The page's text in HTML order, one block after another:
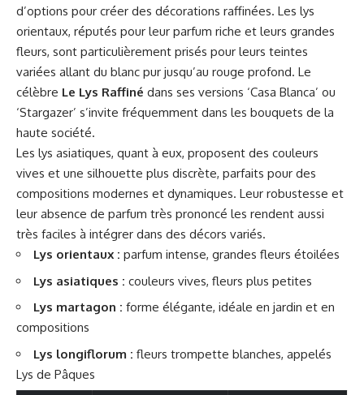
d’options pour créer des décorations raffinées. Les lys
orientaux, réputés pour leur parfum riche et leurs grandes
fleurs, sont particulièrement prisés pour leurs teintes
variées allant du blanc pur jusqu’au rouge profond. Le
célèbre Le Lys Raffiné dans ses versions ‘Casa Blanca’ ou
‘Stargazer’ s’invite fréquemment dans les bouquets de la
haute société.
Les lys asiatiques, quant à eux, proposent des couleurs
vives et une silhouette plus discrète, parfaits pour des
compositions modernes et dynamiques. Leur robustesse et
leur absence de parfum très prononcé les rendent aussi
très faciles à intégrer dans des décors variés.
Lys orientaux : parfum intense, grandes fleurs étoilées
Lys asiatiques : couleurs vives, fleurs plus petites
Lys martagon : forme élégante, idéale en jardin et en
compositions
Lys longiflorum : fleurs trompette blanches, appelés
Lys de Pâques